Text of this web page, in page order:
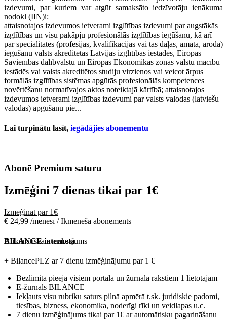
izdevumi, par kuriem var atgūt samaksāto iedzīvotāju ienākuma
nodokl (IIN)i:
attaisnotajos izdevumos ietverami izglītības izdevumi par augstākās
izglītības un visu pakāpju profesionālās izglītības iegūšanu, kā arī
par specialitātes (profesijas, kvalifikācijas vai tās daļas, amata, aroda)
iegūšanu valsts akreditētās Latvijas izglītības iestādēs, Eiropas
Savienības dalībvalstu un Eiropas Ekonomikas zonas valstu mācību
iestādēs vai valsts akreditētos studiju virzienos vai veicot ārpus
formālās izglītības sistēmas apgūtās profesionālās kompetences
novērtēšanu normatīvajos aktos noteiktajā kārtībā; attaisnotajos
izdevumos ietverami izglītības izdevumi par valsts valodas (latviešu
valodas) apgūšanu pie...
Lai turpinātu lasīt, iegādājies abonementu
Abonē Premium saturu
Izmēģini 7 dienas tikai par 1€
Izmēģināt par 1€
€ 24,99 /mēnesī / Ikmēneša abonements
Automātiskais maksājums
BILANCE internetā
+ BilancePLZ ar 7 dienu izmēģinājumu par 1 €
Bezlimita pieeja visiem portāla un žurnāla rakstiem 1 lietotājam
E-žurnāls BILANCE
Iekļauts visu rubriku saturs pilnā apmērā t.sk. juridiskie padomi,
tiesības, bizness, ekonomika, noderīgi rīki un veidlapas u.c.
7 dienu izmēģinājums tikai par 1€ ar automātisku pagarināšanu